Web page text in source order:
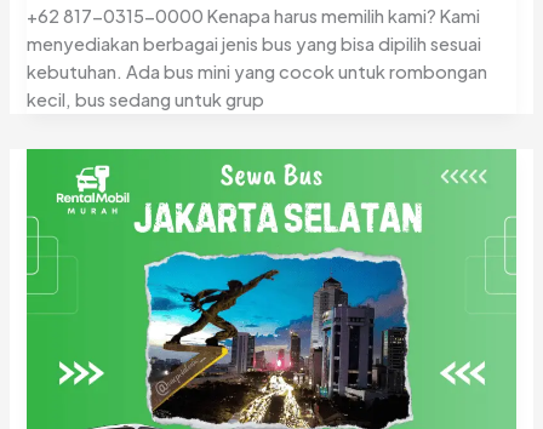
+62 817-0315-0000 Kenapa harus memilih kami? Kami
menyediakan berbagai jenis bus yang bisa dipilih sesuai
kebutuhan. Ada bus mini yang cocok untuk rombongan
kecil, bus sedang untuk grup